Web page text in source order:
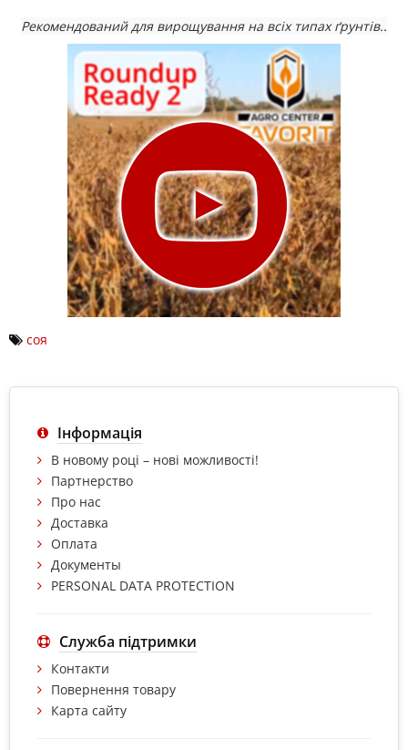
Рекомендований для вирощування на всіх типах ґрунтів..
соя
Інформація
В новому році – нові можливості!
Партнерство
Про нас
Доставка
Оплата
Документы
PERSONAL DATA PROTECTION
Служба підтримки
Контакти
Повернення товару
Карта сайту